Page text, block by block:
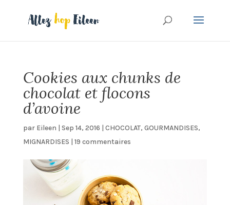
Cookies aux chunks de
chocolat et flocons
d’avoine
par Eileen | Sep 14, 2016 | CHOCOLAT, GOURMANDISES,
MIGNARDISES | 19 commentaires